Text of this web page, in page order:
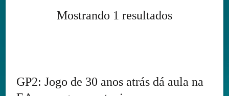
Mostrando 1 resultados
GP2: Jogo de 30 anos atrás dá aula na